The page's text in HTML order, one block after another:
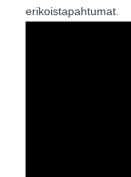
erikoistapahtumat.